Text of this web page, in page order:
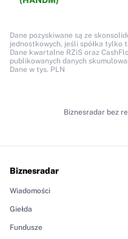
Dane pozyskiwane są ze
jednostkowych, jeśli spółka tylko
Dane kwartalne RZiS oraz
publikowanych danych
Dane w tys. PLN
Biznesradar bez
Biznesradar
Wiadomości
Giełda
Fundusze